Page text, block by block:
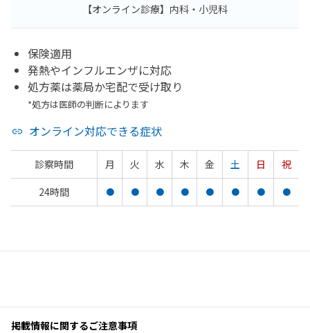
【オンライン診療】内科・小児科
保険適用
発熱やインフルエンザに対応
処方薬は薬局か宅配で受け取り
*処方は医師の判断によります
オンライン対応できる症状
診察時間 月 火 水 木 金 土 日
祝
24時間
● ● ● ● ● ● ● ●
掲載情報に関するご注意事項